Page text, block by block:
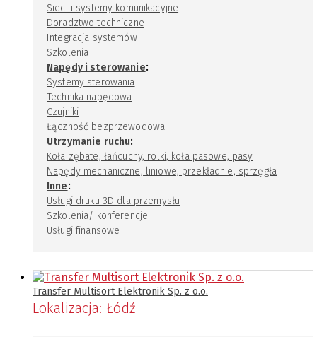
Sieci i systemy komunikacyjne
Doradztwo techniczne
Integracja systemów
Szkolenia
Napędy i sterowanie:
Systemy sterowania
Technika napędowa
Czujniki
Łączność bezprzewodowa
Utrzymanie ruchu:
Koła zębate, łańcuchy, rolki, koła pasowe, pasy
Napędy mechaniczne, liniowe, przekładnie, sprzęgła
Inne:
Usługi druku 3D dla przemysłu
Szkolenia/ konferencje
Usługi finansowe
Transfer Multisort Elektronik Sp. z o.o.
Lokalizacja: Łódź